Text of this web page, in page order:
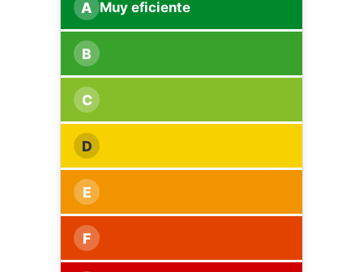
A Muy eficiente
B
C
D
E
F